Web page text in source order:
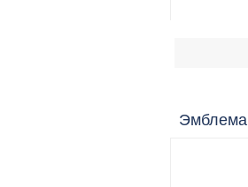
Эмблема